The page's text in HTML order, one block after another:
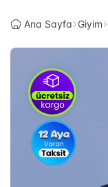
Ana Sayfa Giyim